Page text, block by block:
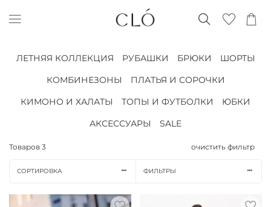
ЛЕТНЯЯ КОЛЛЕКЦИЯ РУБАШКИ БРЮКИ
ШОРТЫ
КОМБИНЕЗОНЫ
ПЛАТЬЯ И СОРОЧКИ
КИМОНО И ХАЛАТЫ
ТОПЫ И ФУТБОЛКИ
ЮБКИ
АКСЕССУАРЫ
SALE
Товаров 3 очистить фильтр
СОРТИРОВКА ФИЛЬТРЫ